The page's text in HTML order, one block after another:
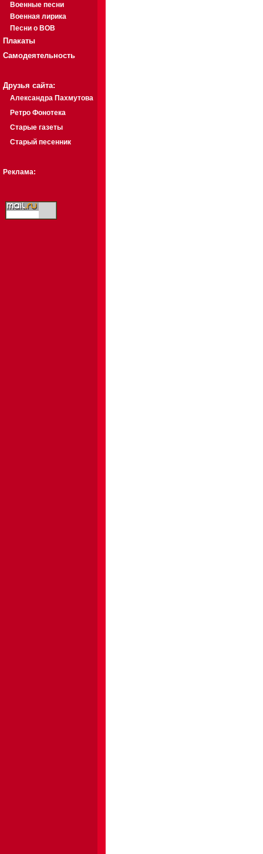
Военные песни
Военная лирика
Песни о ВОВ
Плакаты
Самодеятельность
Друзья сайта:
Александра Пахмутова
Ретро Фонотека
Старые газеты
Старый песенник
Реклама: